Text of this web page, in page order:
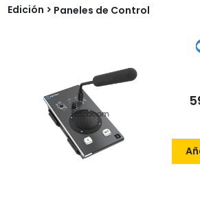
Edición Paneles de Control